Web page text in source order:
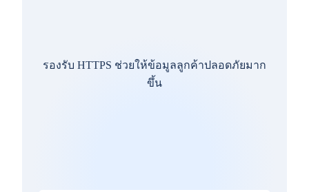
รองรับ HTTPS ช่วยให้ข้อมูลลูกค้าปลอดภัยมาก
ขึ้น